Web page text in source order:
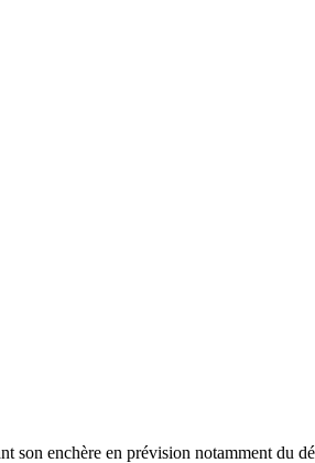
son enchère en prévision notamment du